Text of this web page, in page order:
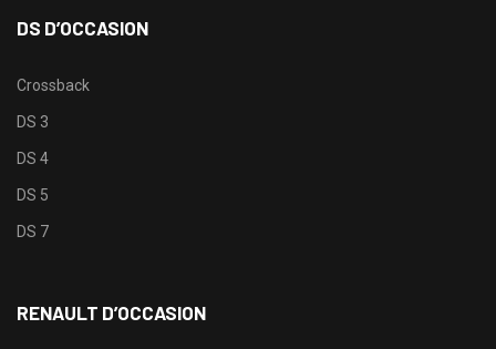
DS D’OCCASION
Crossback
DS 3
DS 4
DS 5
DS 7
RENAULT D’OCCASION